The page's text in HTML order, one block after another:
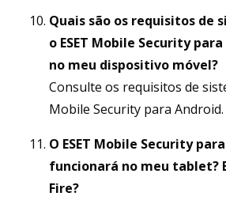
Quais são os requisitos de
o ESET Mobile Security
no meu dispositivo móvel?
Consulte os requisitos de
Mobile Security para Android.
O ESET Mobile Security
funcionará no meu tablet?
Fire?